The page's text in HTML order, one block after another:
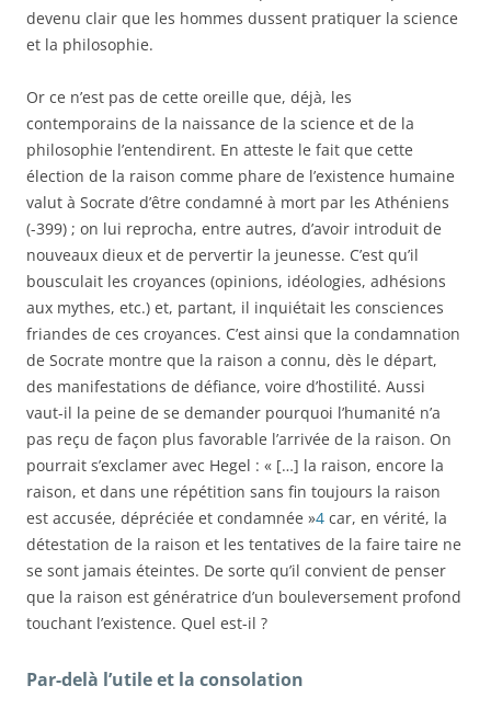
devenu clair que les hommes dussent pratiquer la science
et la philosophie.
Or ce n’est pas de cette oreille que, déjà, les
contemporains de la naissance de la science et de la
philosophie l’entendirent. En atteste le fait que cette
élection de la raison comme phare de l’existence humaine
valut à Socrate d’être condamné à mort par les Athéniens
(-399) ; on lui reprocha, entre autres, d’avoir introduit de
nouveaux dieux et de pervertir la jeunesse. C’est qu’il
bousculait les croyances (opinions, idéologies, adhésions
aux mythes, etc.) et, partant, il inquiétait les consciences
friandes de ces croyances. C’est ainsi que la condamnation
de Socrate montre que la raison a connu, dès le départ,
des manifestations de défiance, voire d’hostilité. Aussi
vaut-il la peine de se demander pourquoi l’humanité n’a
pas reçu de façon plus favorable l’arrivée de la raison. On
pourrait s’exclamer avec Hegel : « […] la raison, encore la
raison, et dans une répétition sans fin toujours la raison
est accusée, dépréciée et condamnée »4 car, en vérité, la
détestation de la raison et les tentatives de la faire taire ne
se sont jamais éteintes. De sorte qu’il convient de penser
que la raison est génératrice d’un bouleversement profond
touchant l’existence. Quel est-il ?
Par-delà l’utile et la consolation